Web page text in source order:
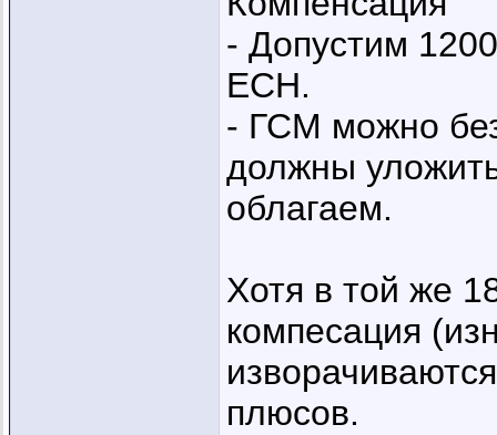
- Допустим
ЕСН.
- ГСМ можно
должны
облагаем.
Хотя в той же
компесация
плюсов.